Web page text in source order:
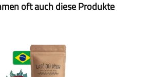
oft auch diese Produkte